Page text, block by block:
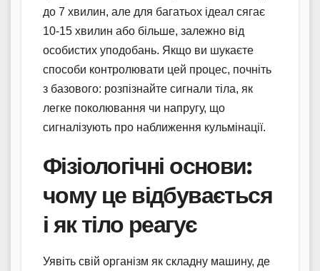
до 7 хвилин, але для багатьох ідеал сягає
10-15 хвилин або більше, залежно від
особистих уподобань. Якщо ви шукаєте
способи контролювати цей процес, почніть
з базового: розпізнайте сигнали тіла, як
легке поколювання чи напругу, що
сигналізують про наближення кульмінації.
Фізіологічні основи:
чому це відбувається
і як тіло реагує
Уявіть свій організм як складну машину, де